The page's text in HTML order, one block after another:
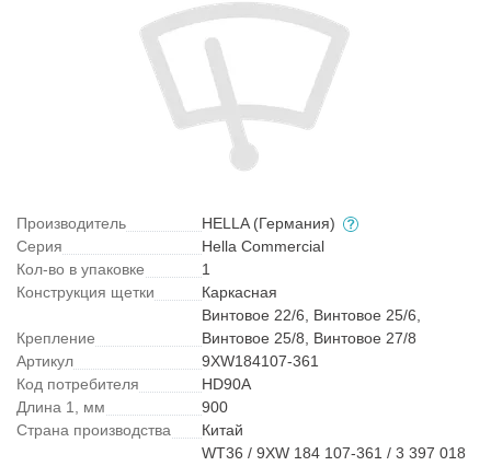
Производитель
HELLA (Германия)
Серия
Hella Commercial
Кол-во в упаковке
1
Конструкция щетки
Каркасная
Крепление
Винтовое 22/6, Винтовое 25/6,
Винтовое 25/8, Винтовое 27/8
Артикул
9XW184107-361
Код потребителя
HD90A
Длина 1, мм
900
Страна производства
Китай
WT36 / 9XW 184 107-361 / 3 397 018